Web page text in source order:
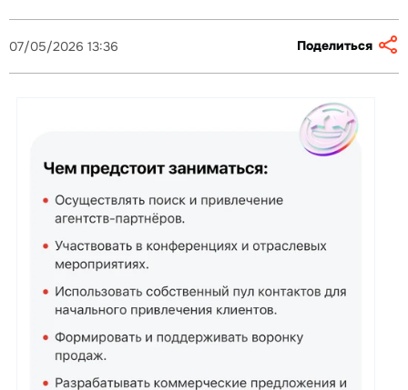
07/05/2026 13:36 Поделиться